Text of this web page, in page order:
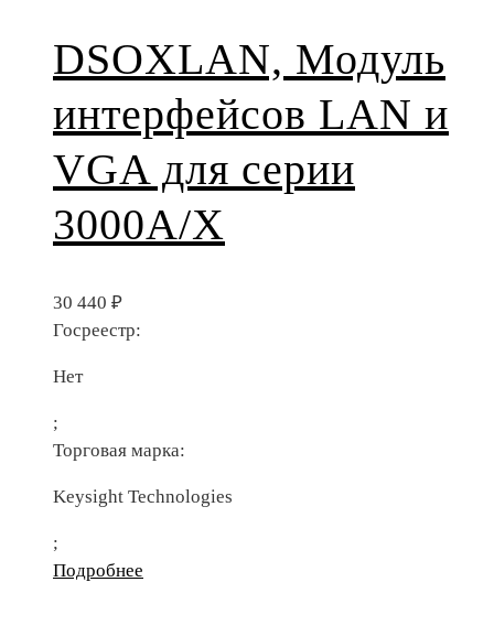
DSOXLAN, Модуль
интерфейсов LAN и
VGA для серии
3000A/X
30 440 ₽
Госреестр:
Нет
;
Торговая марка:
Keysight Technologies
;
Подробнее